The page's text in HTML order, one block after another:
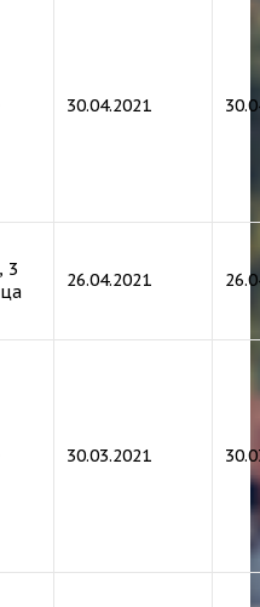
30.04.2021
3
26.04.2021
30.03.2021